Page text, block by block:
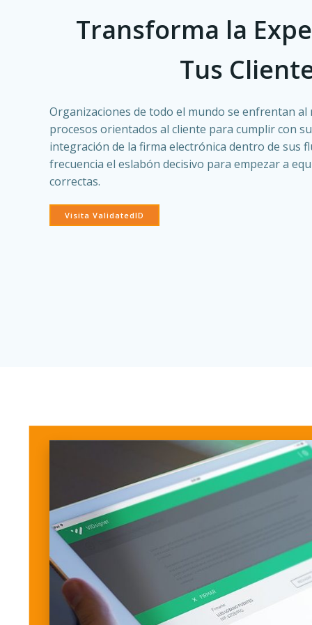
Transforma la
Tus
Organizaciones de todo el mundo se enfrentan
procesos orientados al cliente para cumplir con
integración de la firma electrónica dentro de sus
frecuencia el eslabón decisivo para empezar a
correctas.
Visita ValidatedID